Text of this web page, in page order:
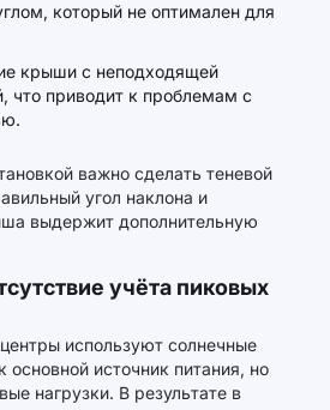
который не оптимален для
крыши с неподходящей
что приводит к проблемам с
важно сделать теневой
угол наклона и
выдержит дополнительную
учёта пиковых
используют солнечные
основной источник питания, но
нагрузки. В результате в